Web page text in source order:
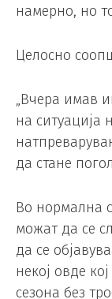
намерно, но
Целосно
„Вчера имав
на ситуација
да стане
Во нормална
можат да се
да се
некој овде
сезона без